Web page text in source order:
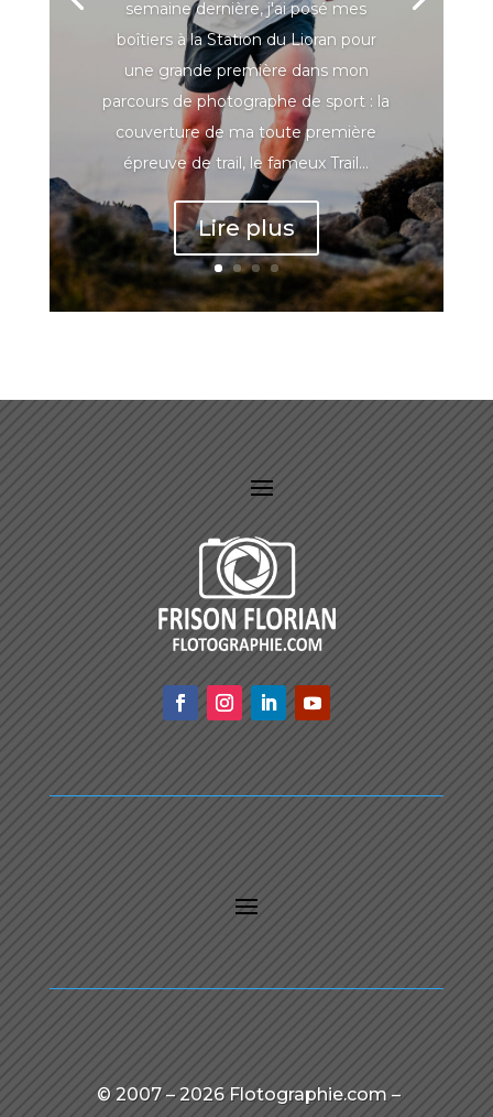
semaine dernière, j'ai posé mes
boîtiers à la Station du Lioran pour
une grande première dans mon
parcours de photographe de sport : la
couverture de ma toute première
épreuve de trail, le fameux Trail...
Lire plus
© 2007 – 2026 Flotographie.com –